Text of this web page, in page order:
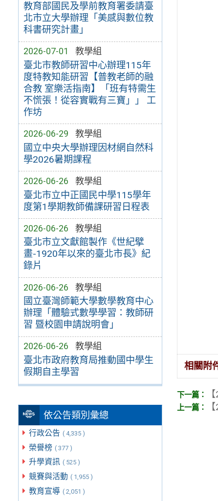
教育部國民及學前教育署委請臺
北市立大學辦理「美感與數位教
科書研究計畫」
2026-07-01 教學組
臺北市教師研習中心辦理115年
度特教知能研習【普教老師的融
合教 室樂活指南】「班有特需生
不慌張！從容實戰有三寶」」 工
作坊
2026-06-29 教學組
國立中央大學辦理因材網自然科
學2026暑期課程
2026-06-26 教學組
臺北市立中正國民中學115學年
度第1學期教師備課研習日程表
2026-06-26 教學組
臺北市立文獻館製作《世紀擘
畫-1920年以來的臺北市長》紀
錄片
2026-06-26 教學組
國立臺灣師範大學數學教育中心
辦理「體驗式數學學習：教師研
習 暨校園申請說明會」
2026-06-26 教學組
臺北市政府教育局推動國中學生
假期自主學習
依公告類別彙總
行政公告 ( 4,335 )
榮譽榜 ( 377 )
升學資訊 ( 525 )
競賽與活動 ( 1,955 )
教育宣導 ( 2,051 )
相關附